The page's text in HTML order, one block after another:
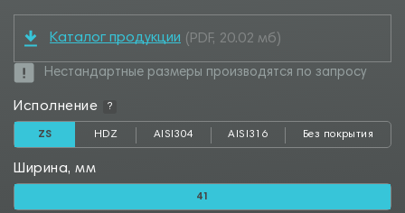
Каталог продукции (PDF, 20.02 мб)
Нестандартные размеры производятся по запросу
Исполнение ?
ZS HDZ AISI304 AISI316 Без покрытия
Ширина, мм
41